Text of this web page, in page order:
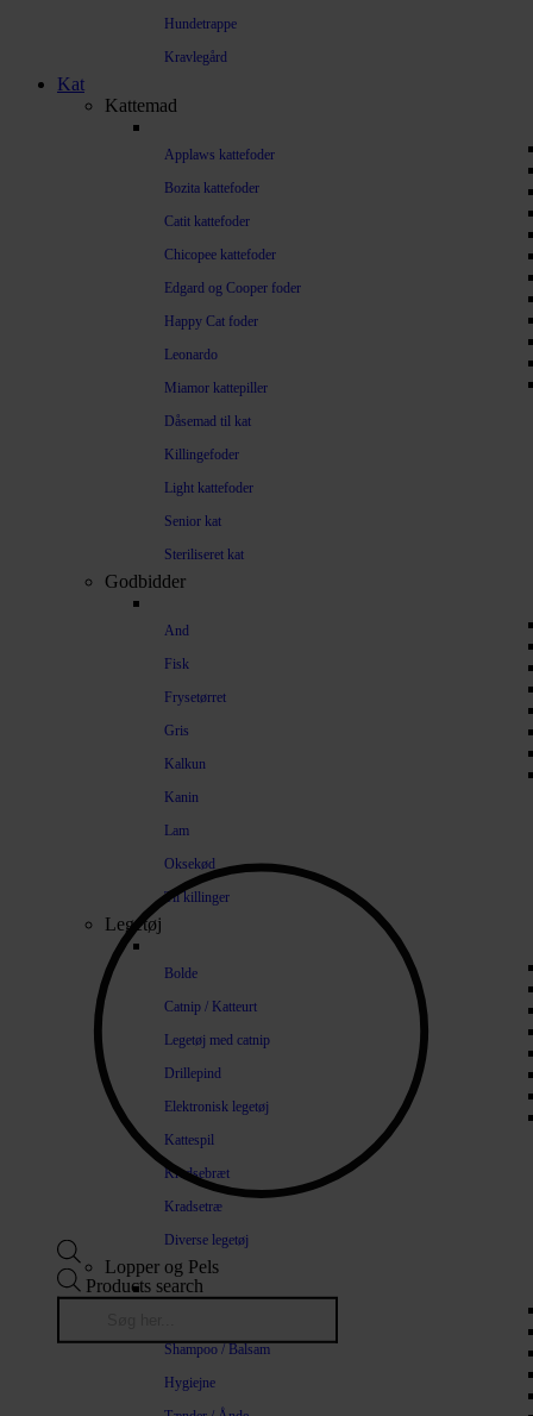
Hundetrappe
Kravlegård
Kat
Kattemad
Applaws kattefoder
Bozita kattefoder
Catit kattefoder
Chicopee kattefoder
Edgard og Cooper foder
Happy Cat foder
Leonardo
Miamor kattepiller
Dåsemad til kat
Killingefoder
Light kattefoder
Senior kat
Steriliseret kat
Godbidder
And
Fisk
Frysetørret
Gris
Kalkun
Kanin
Lam
Oksekød
Til killinger
Legetøj
Bolde
Catnip / Katteurt
Legetøj med catnip
Drillepind
Elektronisk legetøj
Kattespil
Kradsebræt
Kradsetræ
Diverse legetøj
Lopper og Pels
Shampoo / Balsam
Hygiejne
Products search